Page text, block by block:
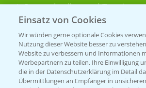
Sammelstellen und Termine
PRE - Chemikalien sicher
Sammelstellen und Termine
Einsatz von Cookies
Wir würden gerne optionale Cookies
Nutzung dieser Website besser zu
Website zu verbessern und Informationen
Werbepartnern zu teilen. Ihre Einwilligung
die in der Datenschutzerklärung im Detail
Übermittlungen an Empfänger in